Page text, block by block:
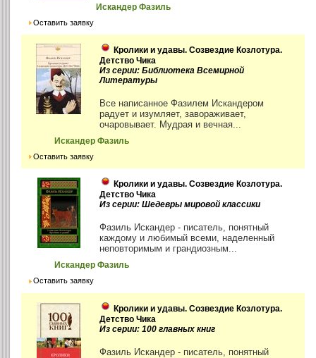
Искандер Фазиль
Оставить заявку
Кролики и удавы. Созвездие Козлотура.
Детство Чика
Из серии: Библиотека Всемирной
Литературы
Все написанное Фазилем Искандером
радует и изумляет, завораживает,
очаровывает. Мудрая и вечная...
Искандер Фазиль
Оставить заявку
Кролики и удавы. Созвездие Козлотура.
Детство Чика
Из серии: Шедевры мировой классики
Фазиль Искандер - писатель, понятный
каждому и любимый всеми, наделенный
неповторимым и грандиозным...
Искандер Фазиль
Оставить заявку
Кролики и удавы. Созвездие Козлотура.
Детство Чика
Из серии: 100 главных книг
Фазиль Искандер - писатель, понятный